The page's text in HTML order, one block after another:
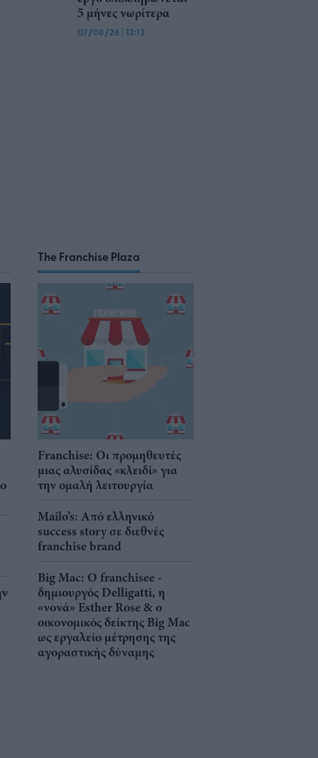
5 μήνες νωρίτερα
07/08/26 | 12:13
The Franchise Plaza
Franchise: Οι προμηθευτές
μιας αλυσίδας «κλειδί» για
την ομαλή λειτουργία
Mailo’s: Από ελληνικό
success story σε διεθνές
franchise brand
Big Mac: Ο franchisee -
δημιουργός Delligatti, η
«νονά» Esther Rose & ο
οικονομικός δείκτης Big Mac
ως εργαλείο μέτρησης της
αγοραστικής δύναμης